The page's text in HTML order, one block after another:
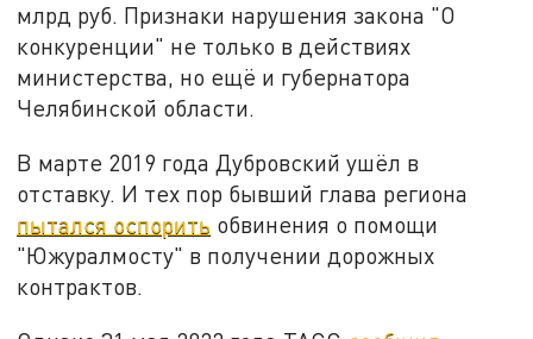
млрд руб. Признаки нарушения закона "О
конкуренции" не только в действиях
министерства, но ещё и губернатора
Челябинской области.
В марте 2019 года Дубровский ушёл в
отставку. И тех пор бывший глава региона
пытался оспорить обвинения о помощи
"Южуралмосту" в получении дорожных
контрактов.